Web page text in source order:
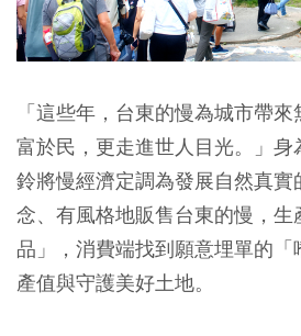
「這些年，台東的慢為城市帶
富於民，更走進世人目光。」
鈴將慢經濟定調為發展自然真實
念、有風格地販售台東的慢，生
品」，消費端找到願意埋單的
產值與守護美好土地。